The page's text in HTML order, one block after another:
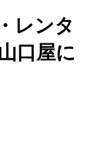
レンタ
口屋に